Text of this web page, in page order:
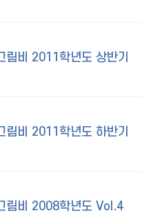
림비 2011학년도 상반기
림비 2011학년도 하반기
림비 2008학년도 Vol.4